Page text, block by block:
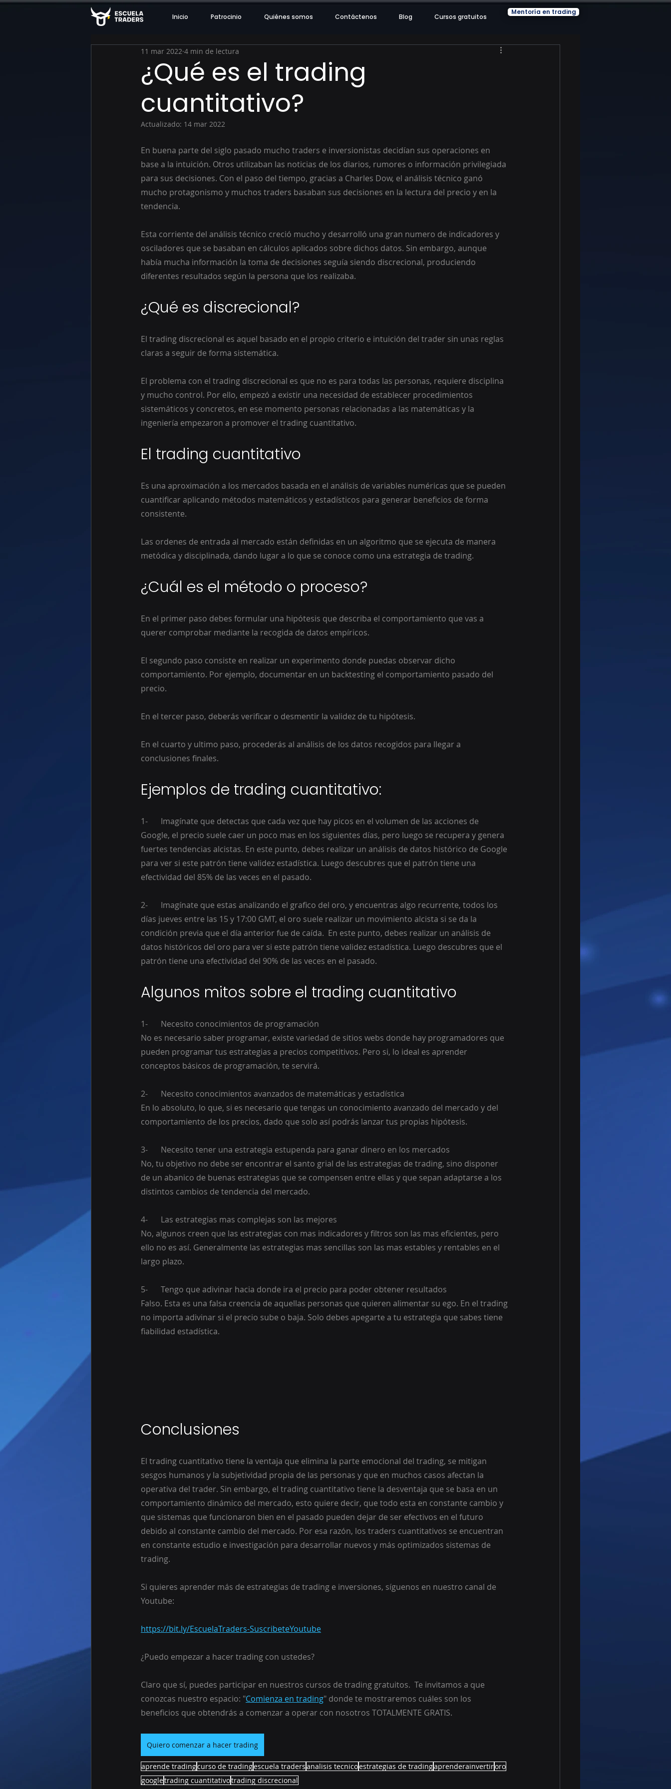
Inicio Patrocinio Quiénes somos Contáctenos Blog Cursos gratuitos
Mentoría en trading
¿Qué es el trading
cuantitativo?
11 mar 2022 4 min de lectura
Actualizado: 14 mar 2022
En buena parte del siglo pasado mucho traders e inversionistas decidían sus operaciones en
base a la intuición. Otros utilizaban las noticias de los diarios, rumores o información privilegiada
para sus decisiones. Con el paso del tiempo, gracias a Charles Dow, el análisis técnico ganó
mucho protagonismo y muchos traders basaban sus decisiones en la lectura del precio y en la
tendencia.
Esta corriente del análisis técnico creció mucho y desarrolló una gran numero de indicadores y
osciladores que se basaban en cálculos aplicados sobre dichos datos. Sin embargo, aunque
había mucha información la toma de decisiones seguía siendo discrecional, produciendo
diferentes resultados según la persona que los realizaba.
¿Qué es discrecional?
El trading discrecional es aquel basado en el propio criterio e intuición del trader sin unas reglas
claras a seguir de forma sistemática.
El problema con el trading discrecional es que no es para todas las personas, requiere disciplina
y mucho control. Por ello, empezó a existir una necesidad de establecer procedimientos
sistemáticos y concretos, en ese momento personas relacionadas a las matemáticas y la
ingeniería empezaron a promover el trading cuantitativo.
El trading cuantitativo
Es una aproximación a los mercados basada en el análisis de variables numéricas que se pueden
cuantificar aplicando métodos matemáticos y estadísticos para generar beneficios de forma
consistente.
Las ordenes de entrada al mercado están definidas en un algoritmo que se ejecuta de manera
metódica y disciplinada, dando lugar a lo que se conoce como una estrategia de trading.
¿Cuál es el método o proceso?
En el primer paso debes formular una hipótesis que describa el comportamiento que vas a
querer comprobar mediante la recogida de datos empíricos.
El segundo paso consiste en realizar un experimento donde puedas observar dicho
comportamiento. Por ejemplo, documentar en un backtesting el comportamiento pasado del
precio.
En el tercer paso, deberás verificar o desmentir la validez de tu hipótesis.
En el cuarto y ultimo paso, procederás al análisis de los datos recogidos para llegar a
conclusiones finales.
Ejemplos de trading cuantitativo:
1-	Imagínate que detectas que cada vez que hay picos en el volumen de las acciones de
Google, el precio suele caer un poco mas en los siguientes días, pero luego se recupera y genera
fuertes tendencias alcistas. En este punto, debes realizar un análisis de datos histórico de Google
para ver si este patrón tiene validez estadística. Luego descubres que el patrón tiene una
efectividad del 85% de las veces en el pasado.
2-	Imagínate que estas analizando el grafico del oro, y encuentras algo recurrente, todos los
días jueves entre las 15 y 17:00 GMT, el oro suele realizar un movimiento alcista si se da la
condición previa que el día anterior fue de caída.  En este punto, debes realizar un análisis de
datos históricos del oro para ver si este patrón tiene validez estadística. Luego descubres que el
patrón tiene una efectividad del 90% de las veces en el pasado.
Algunos mitos sobre el trading cuantitativo
1-	Necesito conocimientos de programación
No es necesario saber programar, existe variedad de sitios webs donde hay programadores que
pueden programar tus estrategias a precios competitivos. Pero si, lo ideal es aprender
conceptos básicos de programación, te servirá.
2-	Necesito conocimientos avanzados de matemáticas y estadística
En lo absoluto, lo que, si es necesario que tengas un conocimiento avanzado del mercado y del
comportamiento de los precios, dado que solo así podrás lanzar tus propias hipótesis.
3-	Necesito tener una estrategia estupenda para ganar dinero en los mercados
No, tu objetivo no debe ser encontrar el santo grial de las estrategias de trading, sino disponer
de un abanico de buenas estrategias que se compensen entre ellas y que sepan adaptarse a los
distintos cambios de tendencia del mercado.
4-	Las estrategias mas complejas son las mejores
No, algunos creen que las estrategias con mas indicadores y filtros son las mas eficientes, pero
ello no es así. Generalmente las estrategias mas sencillas son las mas estables y rentables en el
largo plazo.
5-	Tengo que adivinar hacia donde ira el precio para poder obtener resultados
Falso. Esta es una falsa creencia de aquellas personas que quieren alimentar su ego. En el trading
no importa adivinar si el precio sube o baja. Solo debes apegarte a tu estrategia que sabes tiene
fiabilidad estadística.
Conclusiones
El trading cuantitativo tiene la ventaja que elimina la parte emocional del trading, se mitigan
sesgos humanos y la subjetividad propia de las personas y que en muchos casos afectan la
operativa del trader. Sin embargo, el trading cuantitativo tiene la desventaja que se basa en un
comportamiento dinámico del mercado, esto quiere decir, que todo esta en constante cambio y
que sistemas que funcionaron bien en el pasado pueden dejar de ser efectivos en el futuro
debido al constante cambio del mercado. Por esa razón, los traders cuantitativos se encuentran
en constante estudio e investigación para desarrollar nuevos y más optimizados sistemas de
trading.
Si quieres aprender más de estrategias de trading e inversiones, síguenos en nuestro canal de
Youtube:
https://bit.ly/EscuelaTraders-SuscribeteYoutube
¿Puedo empezar a hacer trading con ustedes?
Claro que sí, puedes participar en nuestros cursos de trading gratuitos.  Te invitamos a que
conozcas nuestro espacio: "Comienza en trading" donde te mostraremos cuáles son los
beneficios que obtendrás a comenzar a operar con nosotros TOTALMENTE GRATIS.
Quiero comenzar a hacer trading
aprende tradingcurso de tradingescuela tradersanalisis tecnicoestrategias de tradingaprenderainvertiroro
googletrading cuantitativotrading discrecional